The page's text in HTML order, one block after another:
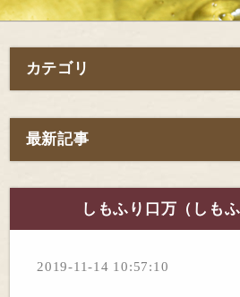
カテゴリ
最新記事
しもふり口万（しもふ
2019-11-14 10:57:10